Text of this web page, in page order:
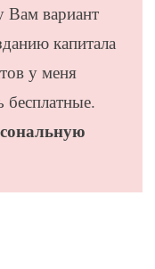
Вам вариант
капитала
у меня
бесплатные.